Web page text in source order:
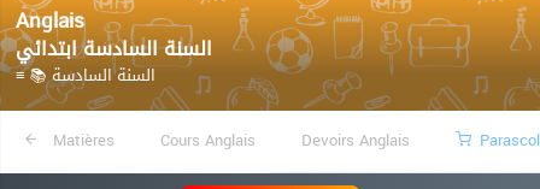
Anglais
السنة السادسة ابتدائي
≡ 📚 السنة السادسة
Matières Cours Anglais Devoirs Anglais